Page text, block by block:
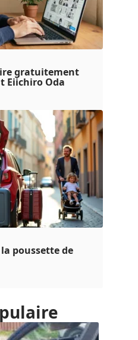
gratuitement
Eiichiro Oda
poussette de